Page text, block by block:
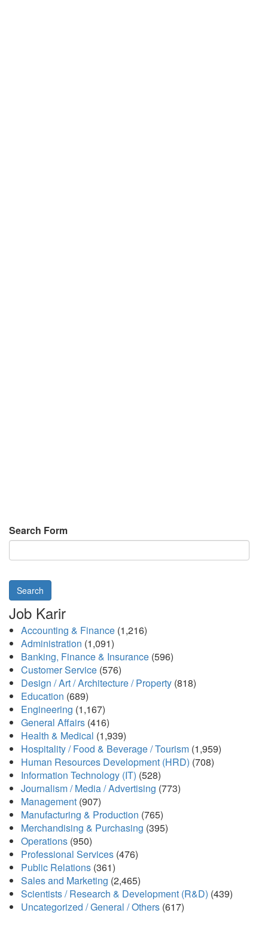
Search Form
Search
Job Karir
Accounting & Finance (1,216)
Administration (1,091)
Banking, Finance & Insurance (596)
Customer Service (576)
Design / Art / Architecture / Property (818)
Education (689)
Engineering (1,167)
General Affairs (416)
Health & Medical (1,939)
Hospitality / Food & Beverage / Tourism (1,959)
Human Resources Development (HRD) (708)
Information Technology (IT) (528)
Journalism / Media / Advertising (773)
Management (907)
Manufacturing & Production (765)
Merchandising & Purchasing (395)
Operations (950)
Professional Services (476)
Public Relations (361)
Sales and Marketing (2,465)
Scientists / Research & Development (R&D) (439)
Uncategorized / General / Others (617)